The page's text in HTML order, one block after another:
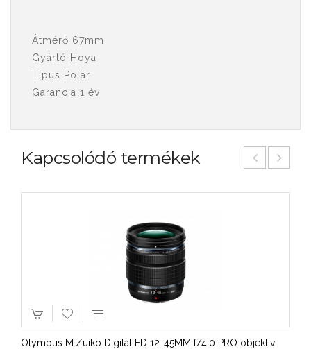
Átmérő 67mm
Gyártó Hoya
Típus Polár
Garancia 1 év
Kapcsolódó termékek
Olympus M.Zuiko Digital ED 12-45MM f/4.0 PRO objektív